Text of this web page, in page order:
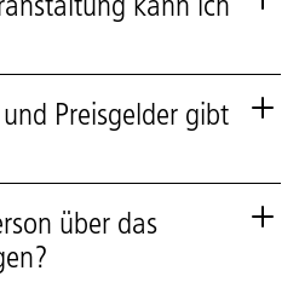
Preisgelder gibt
über das